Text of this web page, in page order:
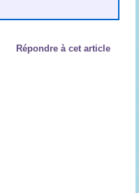
Répondre à cet article